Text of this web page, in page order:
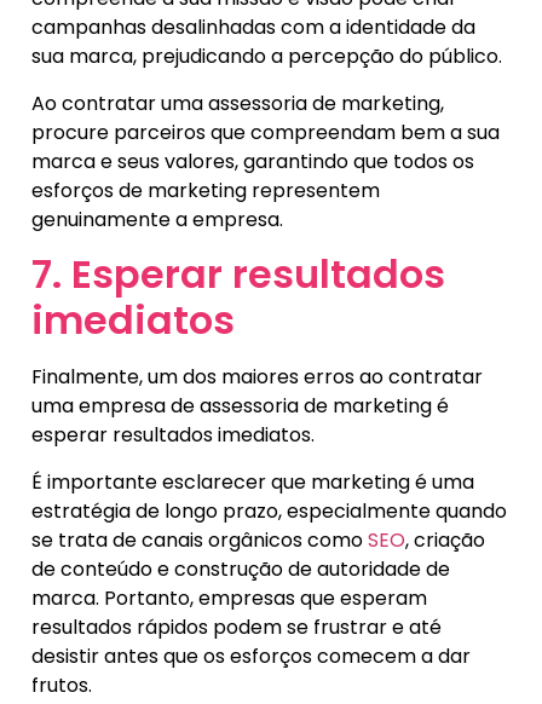
campanhas desalinhadas com a identidade da
sua marca, prejudicando a percepção do público.
Ao contratar uma assessoria de marketing,
procure parceiros que compreendam bem a sua
marca e seus valores, garantindo que todos os
esforços de marketing representem
genuinamente a empresa.
7. Esperar resultados
imediatos
Finalmente, um dos maiores erros ao contratar
uma empresa de assessoria de marketing é
esperar resultados imediatos.
É importante esclarecer que marketing é uma
estratégia de longo prazo, especialmente quando
se trata de canais orgânicos comoSEO, criação
de conteúdo e construção de autoridade de
marca. Portanto, empresas que esperam
resultados rápidos podem se frustrar e até
desistir antes que os esforços comecem a dar
frutos.